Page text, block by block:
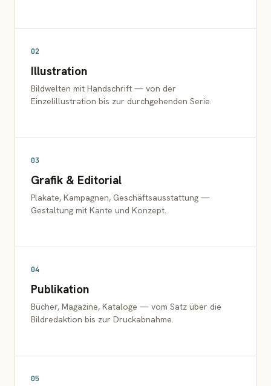
02
Illustration
Bildwelten mit Handschrift — von der
Einzelillustration bis zur durchgehenden Serie.
03
Grafik & Editorial
Plakate, Kampagnen, Geschäftsausstattung —
Gestaltung mit Kante und Konzept.
04
Publikation
Bücher, Magazine, Kataloge — vom Satz über die
Bildredaktion bis zur Druckabnahme.
05